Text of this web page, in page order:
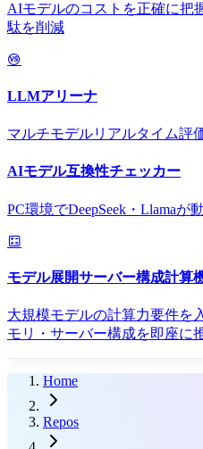
AIモデルのコストを正確に把
駄を削減
LLMアリーナ
マルチモデルリアルタイム評
AIモデル互換性チェッカー
PC環境でDeepSeek・Llamaが
モデル展開サーバー構成計算
大規模モデルの計算力要件を
モリ・サーバー構成を即座に
Home
Repos